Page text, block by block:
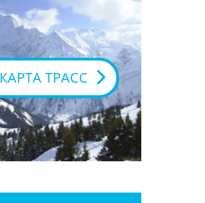
КАРТА ТРАСС